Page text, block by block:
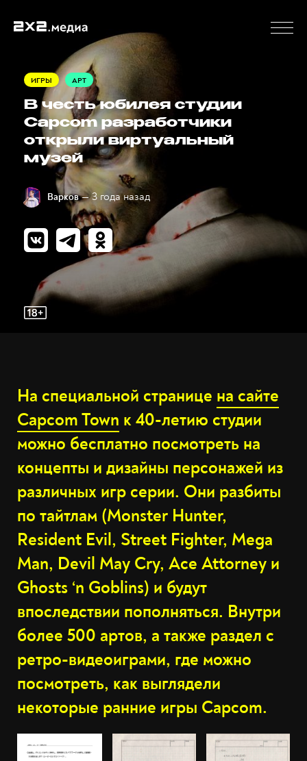
ИГРЫ АРТ
В честь юбилея студии
Capcom разработчики
открыли виртуальный
музей
Варков — 3 года назад
На специальной странице на сайте
Capcom Town к 40-летию студии
можно бесплатно посмотреть на
концепты и дизайны персонажей из
различных игр серии. Они разбиты
по тайтлам (Monster Hunter,
Resident Evil, Street Fighter, Mega
Man, Devil May Cry, Ace Attorney и
Ghosts ‘n Goblins) и будут
впоследствии пополняться. Внутри
более 500 артов, а также раздел с
ретро-видеоиграми, где можно
посмотреть, как выглядели
некоторые ранние игры Capcom.